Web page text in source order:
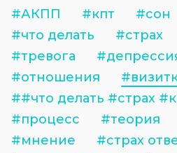
#АКПП #кпт #сон
#что делать
#страх
#тревога
#отношения
##что делать #страх
#процесс
#теория
#мнение
#страх